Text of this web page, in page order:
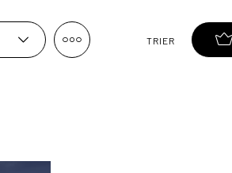
TRIER